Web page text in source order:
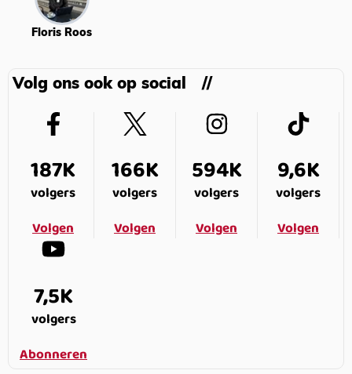
Floris Roos
Volg ons ook op social
187K
volgers
Volgen
166K
volgers
Volgen
594K
volgers
Volgen
9,6K
volgers
Volgen
7,5K
volgers
Abonneren